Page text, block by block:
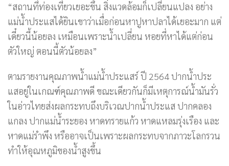
“สถานที่ท่องเที่ยวเยอะขึ้น สิ่งแวดล้อมก็เปลี่ยนแปลง อย่าง
แม่น้ำประแสได้ยินเขาว่าเมื่อก่อนหาปูหาปลาได้เยอะมาก แต่
เดี๋ยวนี้น้อยลง เหมือนเพราะน้ำเปลี่ยน หอยที่หาได้แต่ก่อน
ตัวใหญ่ ตอนนี้ตัวน้อยลง”
ตามรายงานคุณภาพน้ำแม่น้ำประแสร์ ปี 2564 ปากน้ำประ
แสอยู่ในเกณฑ์คุณภาพดี ขณะเดียวกันก็มีเหตุการณ์น้ำมันรั่ว
ในอ่าวไทยส่งผลกระทบถึงบริเวณปากน้ำประแส ปากคลอง
แกลง ปากแม่น้ำระยอง หาดทรายแก้ว หาดแหลมรุ่งเรือง และ
หาดแม่รำพึง หรืออาจเป็นเพราะผลกระทบจากภาวะโลกรวน
ทำให้อุณหภูมิของน้ำสูงขึ้น